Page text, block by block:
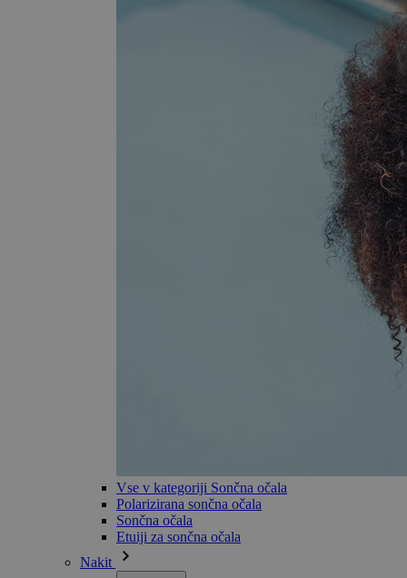
Vse v kategoriji Sončna očala
Polarizirana sončna očala
Sončna očala
Etuiji za sončna očala
Nakit